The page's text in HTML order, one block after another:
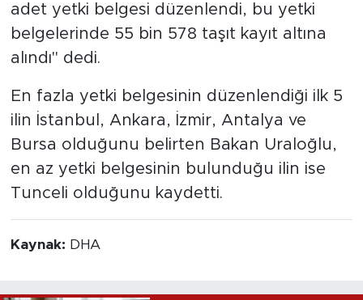
adet yetki belgesi düzenlendi, bu yetki
belgelerinde 55 bin 578 taşıt kayıt altına
alındı" dedi.
En fazla yetki belgesinin düzenlendiği ilk 5
ilin İstanbul, Ankara, İzmir, Antalya ve
Bursa olduğunu belirten Bakan Uraloğlu,
en az yetki belgesinin bulunduğu ilin ise
Tunceli olduğunu kaydetti.
Kaynak: DHA